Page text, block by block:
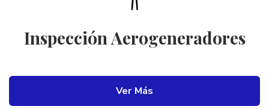
Inspección Aerogeneradores
Ver Más